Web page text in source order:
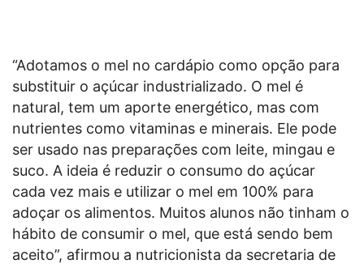
“Adotamos o mel no cardápio como opção para
substituir o açúcar industrializado. O mel é
natural, tem um aporte energético, mas com
nutrientes como vitaminas e minerais. Ele pode
ser usado nas preparações com leite, mingau e
suco. A ideia é reduzir o consumo do açúcar
cada vez mais e utilizar o mel em 100% para
adoçar os alimentos. Muitos alunos não tinham o
hábito de consumir o mel, que está sendo bem
aceito”, afirmou a nutricionista da secretaria de